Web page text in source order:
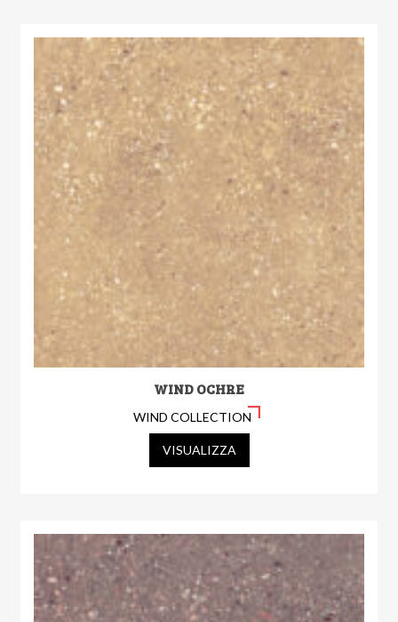
WIND OCHRE
WIND COLLECTION
VISUALIZZA